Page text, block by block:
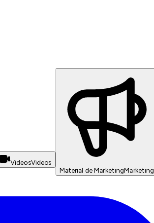
VideosVideos
Material de MarketingMarketing